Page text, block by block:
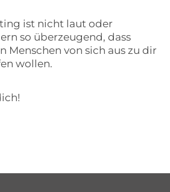
ist nicht laut oder
so überzeugend, dass
Menschen von sich aus zu dir
wollen.